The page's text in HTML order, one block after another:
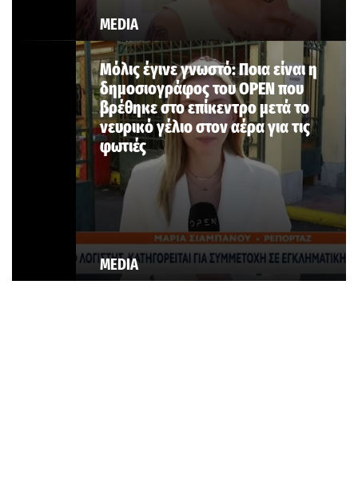
MEDIA
MEDIA
Μόλις έγινε γνωστό: Ποια είναι η
δημοσιογράφος του OPEN που
βρέθηκε στο επίκεντρο μετά το
νευρικό γέλιο στον αέρα για τις
φωτιές